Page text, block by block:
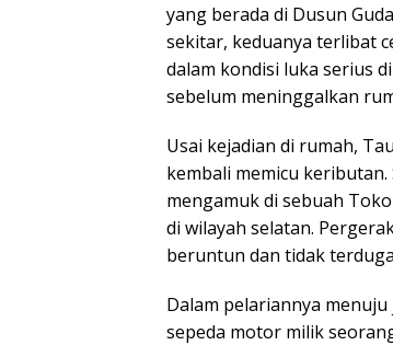
yang berada di Dusun
sekitar, keduanya terlibat
dalam kondisi luka serius
sebelum meninggalkan
Usai kejadian di rumah,
kembali memicu
mengamuk di sebuah
di wilayah selatan.
beruntun dan tidak
Dalam pelariannya
sepeda motor milik